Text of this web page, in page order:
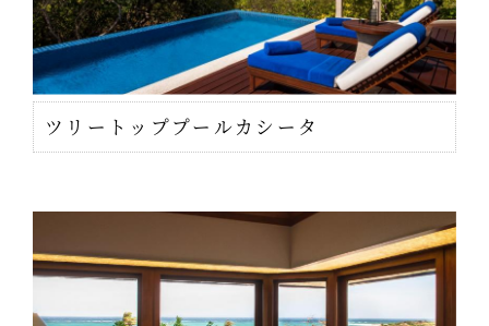
ツリートッププールカシータ